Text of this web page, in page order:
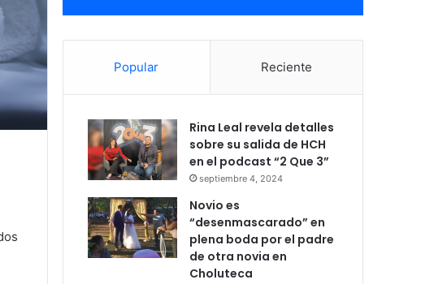
Popular Reciente
Rina Leal revela detalles
sobre su salida de HCH
en el podcast “2 Que 3”
septiembre 4, 2024
Novio es
“desenmascarado” en
plena boda por el padre
de otra novia en
Choluteca